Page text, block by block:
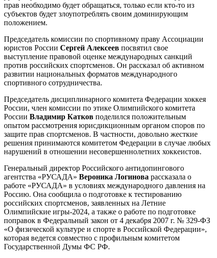
прав необходимо будет обращаться, только если кто-то из
субъектов будет злоупотреблять своим доминирующим
положением.
Председатель комиссии по спортивному праву Ассоциации
юристов России Сергей Алексеев посвятил свое
выступление правовой оценке международных санкций
против российских спортсменов. Он рассказал об активном
развитии национальных форматов международного
спортивного сотрудничества.
Председатель дисциплинарного комитета Федерации хоккея
России, член комиссии по этике Олимпийского комитета
России Владимир Катков поделился положительным
опытом рассмотрения юрисдикционным органом споров по
защите прав спортсменов. В частности, довольно жесткие
решения принимаются комитетом Федерации в случае любых
нарушений в отношении несовершеннолетних хоккеистов.
Генеральный директор Российского антидопингового
агентства «РУСАДА» Вероника Логинова рассказала о
работе «РУСАДА» в условиях международного давления на
Россию. Она сообщила о подготовке к тестированию
российских спортсменов, заявленных на Летние
Олимпийские игры-2024, а также о работе по подготовке
поправок в Федеральный закон от 4 декабря 2007 г. № 329-ФЗ
«О физической культуре и спорте в Российской Федерации»,
которая ведется совместно с профильным комитетом
Государственной Думы ФС РФ.